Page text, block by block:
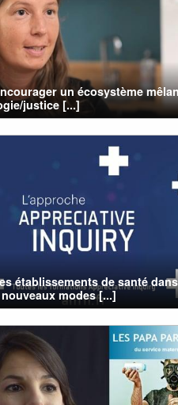
un écosystème
justice [...]
établissements de santé dans
modes [...]